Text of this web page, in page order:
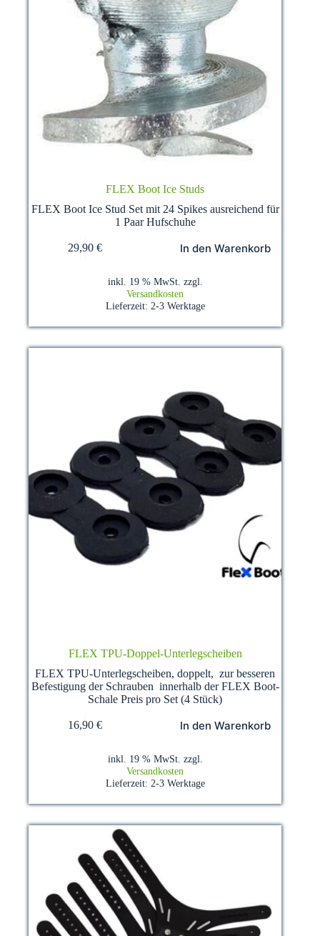
FLEX Boot Ice Studs
FLEX Boot Ice Stud Set mit 24 Spikes ausreichend für
1 Paar Hufschuhe
29,90 € In den Warenkorb
inkl. 19 % MwSt. zzgl.
Versandkosten
Lieferzeit: 2-3 Werktage
FLEX TPU-Doppel-Unterlegscheiben
FLEX TPU-Unterlegscheiben, doppelt, zur besseren
Befestigung der Schrauben innerhalb der FLEX Boot-
Schale Preis pro Set (4 Stück)
16,90 € In den Warenkorb
inkl. 19 % MwSt. zzgl.
Versandkosten
Lieferzeit: 2-3 Werktage